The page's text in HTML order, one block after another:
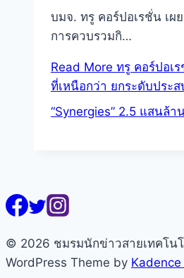
บมจ. ทรู คอร์ปอเรชั่น เผ
การควบรวมกิ…
Read More ทรู คอร์ปอเ
ที่เหนือกว่า ยกระดับประ
“Synergies” 2.5 แสนล้า
© 2026 ชมรมนักข่าวสายเทคโน
WordPress Theme by Kadence